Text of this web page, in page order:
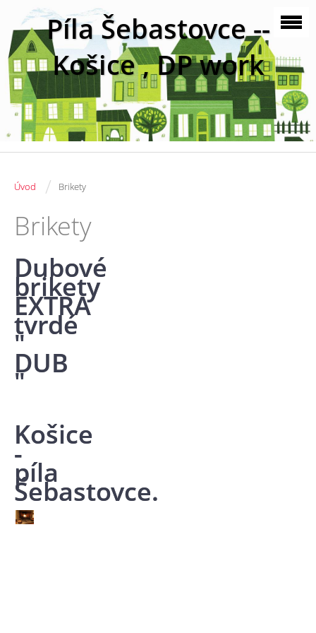
Píla Šebastovce --
Košice , DP work
Úvod / Brikety
Brikety
Dubové
brikety
EXTRA
tvrdé
"
DUB
"
Košice
-
píla
Šebastovce.